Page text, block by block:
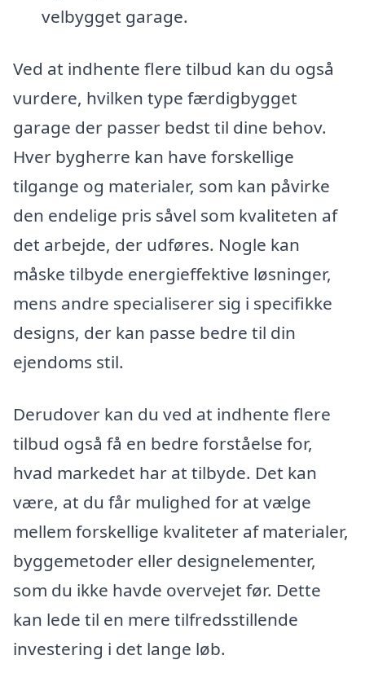
velbygget garage.
Ved at indhente flere tilbud kan du også
vurdere, hvilken type færdigbygget
garage der passer bedst til dine behov.
Hver bygherre kan have forskellige
tilgange og materialer, som kan påvirke
den endelige pris såvel som kvaliteten af
det arbejde, der udføres. Nogle kan
måske tilbyde energieffektive løsninger,
mens andre specialiserer sig i specifikke
designs, der kan passe bedre til din
ejendoms stil.
Derudover kan du ved at indhente flere
tilbud også få en bedre forståelse for,
hvad markedet har at tilbyde. Det kan
være, at du får mulighed for at vælge
mellem forskellige kvaliteter af materialer,
byggemetoder eller designelementer,
som du ikke havde overvejet før. Dette
kan lede til en mere tilfredsstillende
investering i det lange løb.